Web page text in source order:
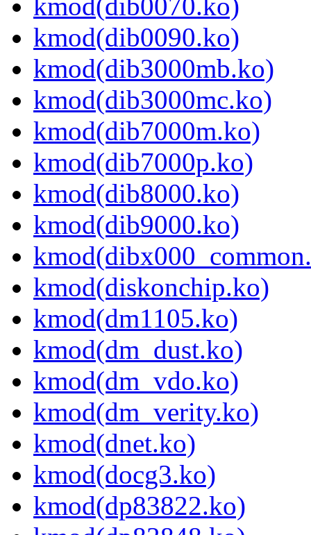
kmod(dib0090.ko)
kmod(dib3000mb.ko)
kmod(dib3000mc.ko)
kmod(dib7000m.ko)
kmod(dib7000p.ko)
kmod(dib8000.ko)
kmod(dib9000.ko)
kmod(diskonchip.ko)
kmod(dm1105.ko)
kmod(dm_dust.ko)
kmod(dm_vdo.ko)
kmod(dm_verity.ko)
kmod(dnet.ko)
kmod(docg3.ko)
kmod(dp83822.ko)